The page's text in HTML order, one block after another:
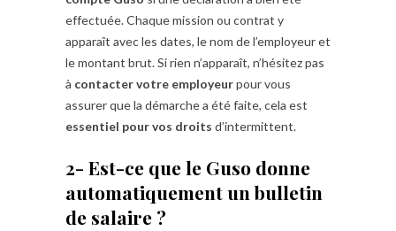
effectuée. Chaque mission ou contrat y
apparaît avec les dates, le nom de l’employeur et
le montant brut. Si rien n’apparaît, n’hésitez pas
à contacter votre employeurpour vous
assurer que la démarche a été faite, cela est
essentiel pour vos droits d’intermittent.
2- Est-ce que le Guso donne
automatiquement un bulletin
de salaire ?